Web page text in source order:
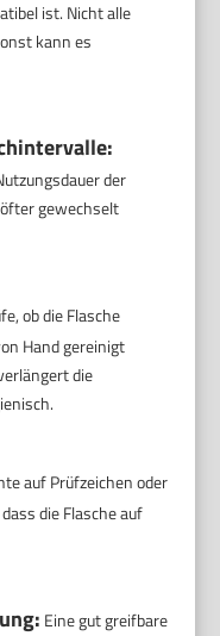
ist. Nicht alle
kann es
der
gewechselt
ob die Flasche
Hand gereinigt
die
auf Prüfzeichen oder
die Flasche auf
Eine gut greifbare